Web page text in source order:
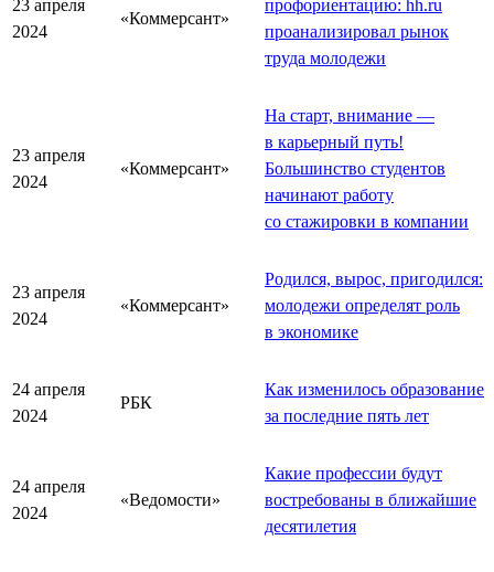
23 апреля
2024
«Коммерсант»
профориентацию: hh.ru
проанализировал рынок
труда молодежи
23 апреля
2024
«Коммерсант»
На старт, внимание —
в карьерный путь!
Большинство студентов
начинают работу
со стажировки в компании
23 апреля
2024
«Коммерсант»
Родился, вырос, пригодился:
молодежи определят роль
в экономике
24 апреля
2024
РБК
Как изменилось образование
за последние пять лет
24 апреля
2024
«Ведомости»
Какие профессии будут
востребованы в ближайшие
десятилетия